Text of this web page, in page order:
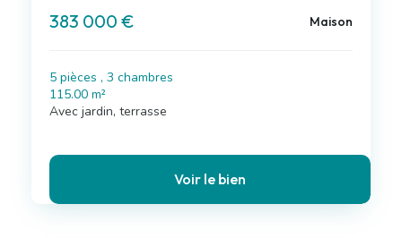
383 000 € Maison
5 pièces , 3 chambres
115.00 m²
Avec jardin, terrasse
Voir le bien